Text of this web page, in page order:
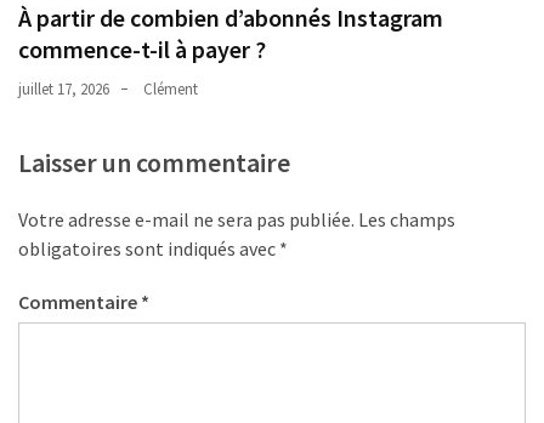
À partir de combien d’abonnés Instagram
commence-t-il à payer ?
juillet 17, 2026 Clément
Laisser un commentaire
Votre adresse e-mail ne sera pas publiée. Les champs
obligatoires sont indiqués avec *
Commentaire *